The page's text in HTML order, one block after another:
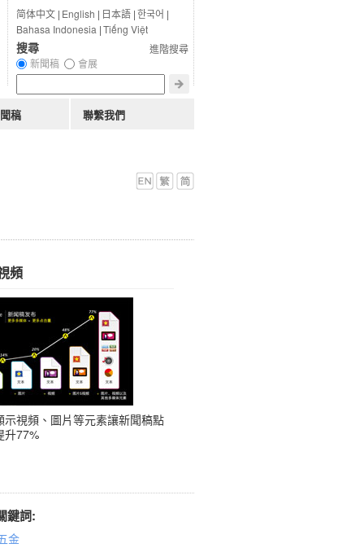
頻
示視頻、圖片等元素讓新聞稿點
升77%
鍵詞:
金
简体中文| English | 日本語|한국어 |
Bahasa Indonesia |Tiếng Việt
進階搜尋
搜尋
新聞稿 會展
稿 聯繫我們